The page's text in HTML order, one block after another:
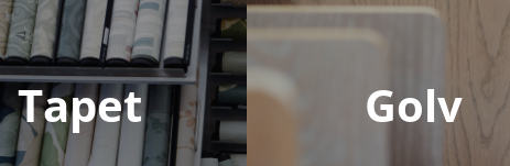
Tapet Golv